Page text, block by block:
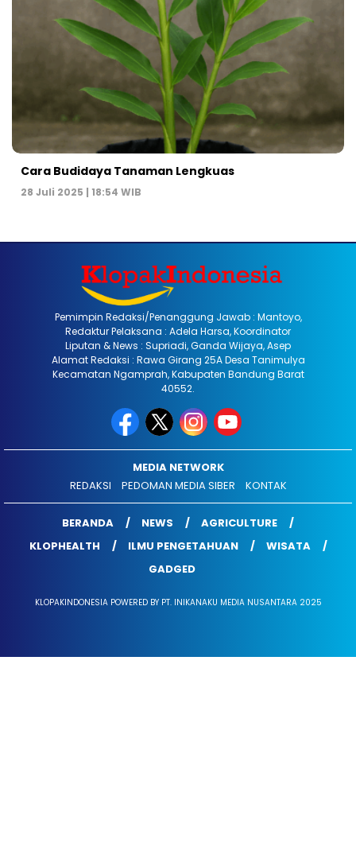
Cara Budidaya Tanaman Lengkuas
28 Juli 2025 | 18:54 WIB
Pemimpin Redaksi/Penanggung Jawab : Mantoyo,
Redaktur Pelaksana : Adela Harsa, Koordinator
Liputan & News : Supriadi, Ganda Wijaya, Asep
Alamat Redaksi : Rawa Girang 25A Desa Tanimulya
Kecamatan Ngamprah, Kabupaten Bandung Barat
40552.
MEDIA NETWORK
REDAKSI
PEDOMAN MEDIA SIBER KONTAK
BERANDA NEWS
AGRICULTURE
KLOPHEALTH
ILMU PENGETAHUAN
WISATA
GADGED
KLOPAKINDONESIA POWERED BY PT. INIKANAKU MEDIA NUSANTARA 2025